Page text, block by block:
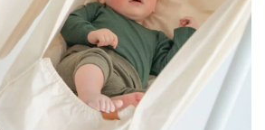
ra sau, nhẹ nhàng đưa đầu lọ nước muối
nhẹ vào liều duy nhất (lặp lại thao tác